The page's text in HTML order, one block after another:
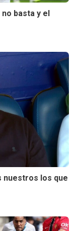
no basta y el
nuestros los que